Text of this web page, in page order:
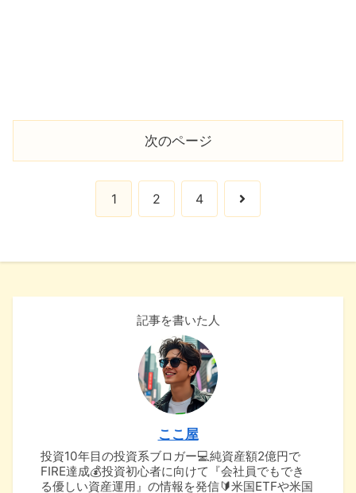
次のページ
1 2 4 次
記事を書いた人
ここ屋
投資10年目の投資系ブロガー💻純資産額2億円で
FIRE達成💰投資初心者に向けて『会社員でもでき
る優しい資産運用』の情報を発信🔰米国ETFや米国